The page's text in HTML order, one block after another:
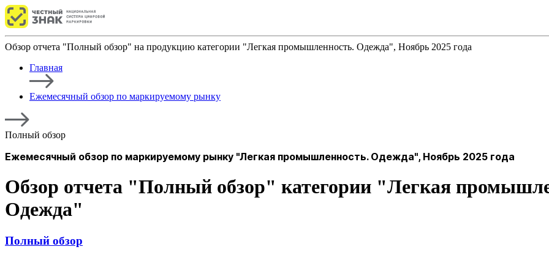
Обзор отчета "Полный обзор" на продукцию категории "Легкая промышленность. Одежда", Ноябрь 2025 года
Главная
Ежемесячный обзор по маркируемому рынку
Полный обзор
Ежемесячный обзор по маркируемому рынку "Легкая промышленность. Одежда", Ноябрь 2025 года
Обзор отчета "Полный обзор" категории "Легкая
Одежда"
Полный обзор